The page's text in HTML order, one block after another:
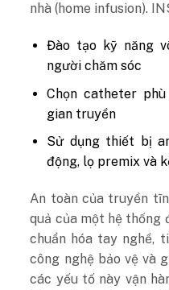
nhà (home infusion).
Đào tạo kỹ năng
người chăm sóc
Chọn catheter
gian truyền
Sử dụng thiết bị
động, lọ premix và
An toàn của truyền
quả của một hệ thống
chuẩn hóa tay nghề,
công nghệ bảo vệ và
các yếu tố này vận